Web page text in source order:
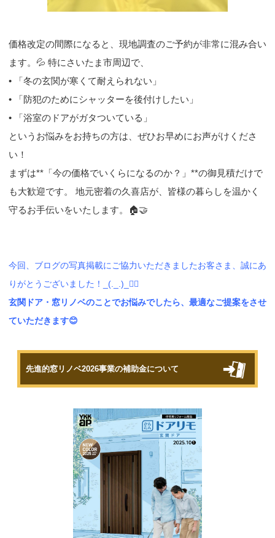
価格改定の間際になると、現地調査のご予約が非常に混み合い
ます。💦 特にさいたま市周辺で、
• 「冬の玄関が寒くて耐えられない」
• 「防犯のためにシャッターを後付けしたい」
• 「浴室のドアがガタついている」
というお悩みをお持ちの方は、ぜひお早めにお声がけくださ
い！
まずは**「今の価格でいくらになるのか？」**の御見積だけで
も大歓迎です。 地元密着の久喜店が、皆様の暮らしを温かく
守るお手伝いをいたします。🏠🤝
今回、ブログの写真掲載にご協力いただきましたお客さま、誠にあ
りがとうございました！_(._.)_🙂‍↕️
玄関ドア・窓リノベのことでお悩みでしたら、最適なご提案をさせ
ていただきます😊
先進的窓リノベ2026事業の補助金について